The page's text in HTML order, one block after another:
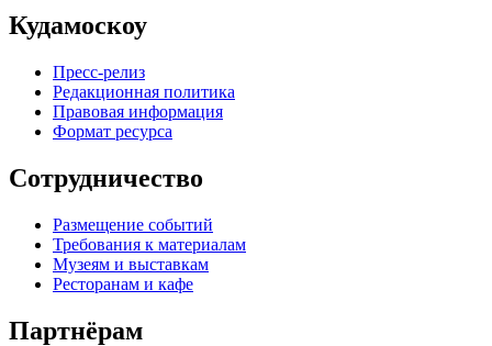
Кудамоскоу
Пресс-релиз
Редакционная политика
Правовая информация
Формат ресурса
Сотрудничество
Размещение событий
Требования к материалам
Музеям и выставкам
Ресторанам и кафе
Партнёрам